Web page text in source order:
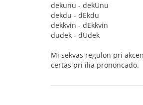
dekunu - dekUnu
dekdu - dEkdu
dekkvin - dEkkvin
dudek - dUdek
Mi sekvas regulon pri
certas pri ilia prononcado.